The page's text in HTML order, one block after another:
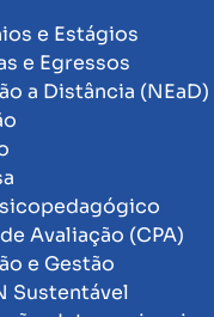
e Estágios
e Egressos
a Distância (NEaD)
Avaliação (CPA)
e Gestão
Sustentável